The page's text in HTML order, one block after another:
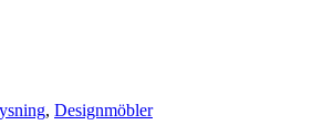
, Designmöbler